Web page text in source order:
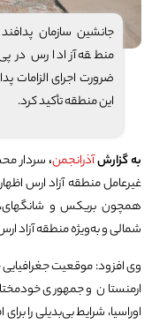
جانشین سازمان
منطقه آزاد ارس در
ضرورت اجرای الزامات
این منطقه تأکید کرد.
به گزارشآذرانجمن،سردار
غیرعامل منطقه آزاد ارس
همچون بریکس و
شمالی و به‌ویژه منطقه آزاد
وی افزود: موقعیت
ارمنستان و جمهوری
اوراسیا، شرایط بی‌بدیلی را